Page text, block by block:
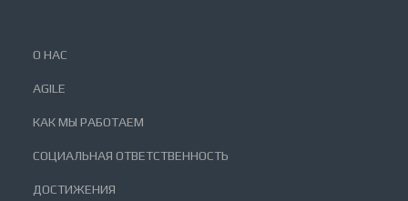
О НАС
AGILE
КАК МЫ РАБОТАЕМ
СОЦИАЛЬНАЯ ОТВЕТСТВЕННОСТЬ
ДОСТИЖЕНИЯ